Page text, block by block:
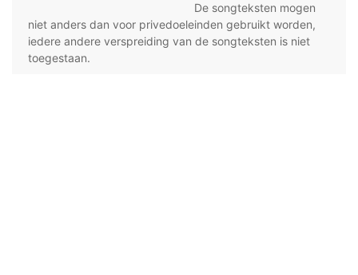
De songteksten mogen
niet anders dan voor privedoeleinden gebruikt worden,
iedere andere verspreiding van de songteksten is niet
toegestaan.